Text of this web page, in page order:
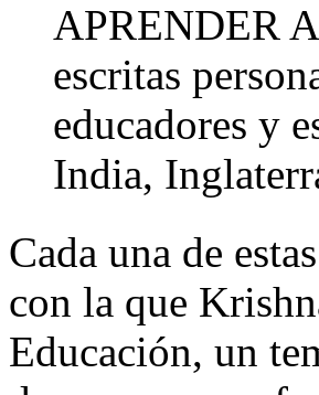
APRENDER
escritas
educadores y
India,
Cada una de
con la que
Educación, un